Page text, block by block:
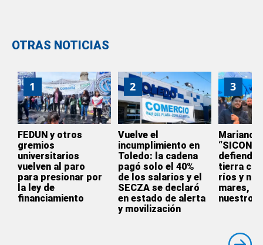
OTRAS NOTICIAS
1
FEDUN y otros
gremios
universitarios
vuelven al paro
para presionar por
la ley de
financiamiento
2
Vuelve el
incumplimiento en
Toledo: la cadena
pagó solo el 40%
de los salarios y el
SECZA se declaró
en estado de alerta
y movilización
3
Mariano
defiende
tierra
ríos y
mares,
nuestro